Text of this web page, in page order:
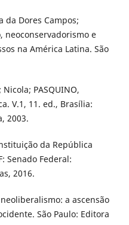
da Dores Campos;
neoconservadorismo e
na América Latina. São
PASQUINO,
V.1, 11. ed., Brasília:
2003.
da República
Senado Federal:
2016.
a ascensão
São Paulo: Editora